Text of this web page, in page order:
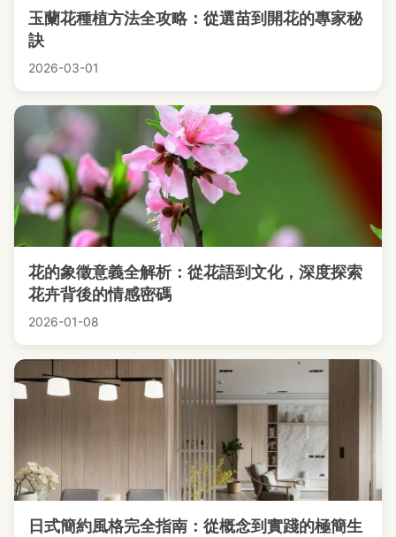
玉蘭花種植方法全攻略：從選苗到開花的專家秘
訣
2026-03-01
花的象徵意義全解析：從花語到文化，深度探索
花卉背後的情感密碼
2026-01-08
日式簡約風格完全指南：從概念到實踐的極簡生